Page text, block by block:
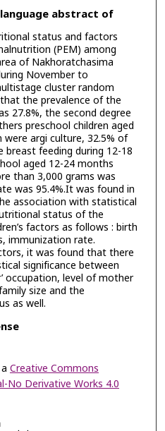
abstract of
status and factors
(PEM) among
of Nakhoratchasima
November to
cluster random
the prevalence of the
27.8%, the second degree
preschool children aged
were argi culture, 32.5% of
breast feeding during 12-18
aged 12-24 months
than 3,000 grams was
was 95.4%.It was found in
association with statistical
status of the
factors as follows : birth
immunization rate.
it was found that there
significance between
occupation, level of mother
size and the
as well.
Creative Commons
No Derivative Works 4.0